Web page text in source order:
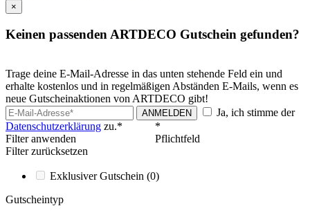
×
Keinen passenden ARTDECO Gutschein gefunden?
Trage deine E-Mail-Adresse in das unten stehende Feld ein und
erhalte kostenlos und in regelmäßigen Abständen E-Mails, wenn es
neue Gutscheinaktionen von ARTDECO gibt!
ANMELDEN
Ja, ich stimme der
Datenschutzerklärung zu.*
*
Pflichtfeld
Filter anwenden
Filter zurücksetzen
Exklusiver Gutschein (0)
Gutscheintyp